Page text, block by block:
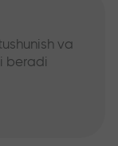
va
beradi